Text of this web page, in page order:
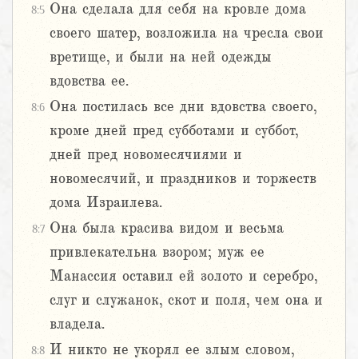
8:5 Она сделала для себя на кровле дома
своего шатер, возложила на чресла свои
вретище, и были на ней одежды
вдовства ее.
8:6 Она постилась все дни вдовства своего,
кроме дней пред субботами и суббот,
дней пред новомесячиями и
новомесячий, и праздников и торжеств
дома Израилева.
8:7 Она была красива видом и весьма
привлекательна взором; муж ее
Манассия оставил ей золото и серебро,
слуг и служанок, скот и поля, чем она и
владела.
8:8 И никто не укорял ее злым словом,